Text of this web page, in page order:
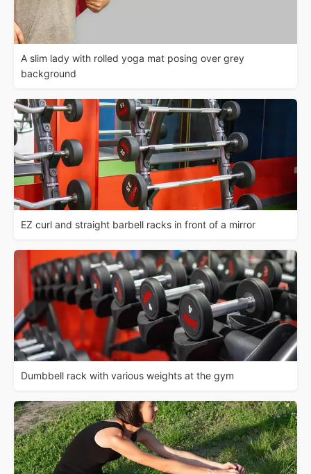
A slim lady with rolled yoga mat posing over grey
background
EZ curl and straight barbell racks in front of a mirror
Dumbbell rack with various weights at the gym